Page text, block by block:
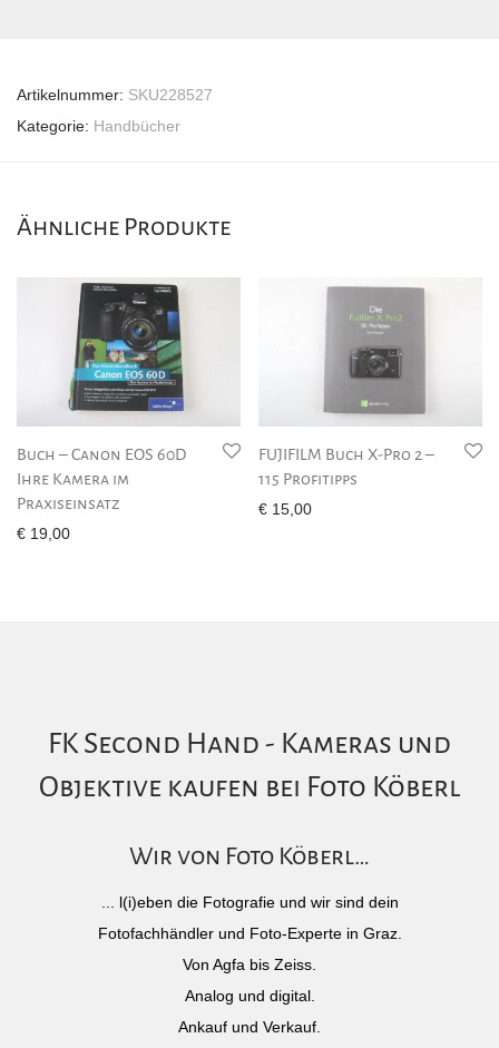
Artikelnummer: SKU228527
Kategorie: Handbücher
Ähnliche Produkte
Buch – Canon EOS 60D
Ihre Kamera im
Praxiseinsatz
€ 19,00
FUJIFILM Buch X-Pro 2 –
115 Profitipps
€ 15,00
FK Second Hand - Kameras und
Objektive kaufen bei Foto Köberl
Wir von Foto Köberl…
... l(i)eben die Fotografie und wir sind dein
Fotofachhändler und Foto-Experte in Graz.
Von Agfa bis Zeiss.
Analog und digital.
Ankauf und Verkauf.